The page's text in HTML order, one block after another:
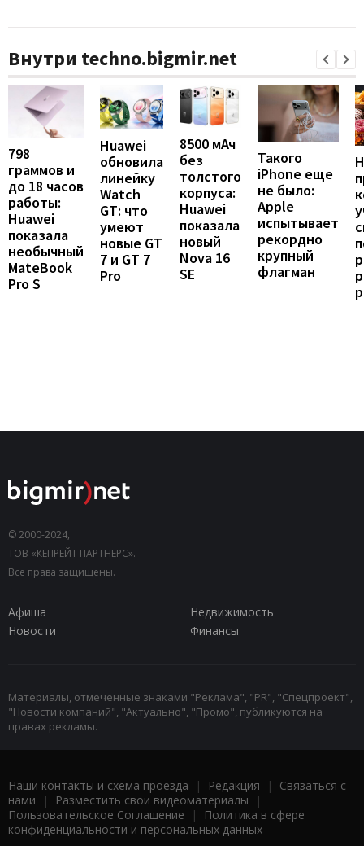
Внутри techno.bigmir.net
798
граммов и
до 18 часов
работы:
Huawei
показала
необычный
MateBook
Pro S
Huawei
обновила
линейку
Watch
GT: что
умеют
новые GT
7 и GT 7
Pro
8500 мАч
без
толстого
корпуса:
Huawei
показала
новый
Nova 16
SE
Такого
iPhone еще
не было:
Apple
испытывает
рекордно
крупный
флагман
© 2000-2024,
ТОВ «КЕПРЕЙТ ПАРТНЕРС».
Все права защищены.
Афиша
Недвижимость
Новости
Финансы
Материалы, отмеченные знаками "Реклама", "PR", "Спецпроект",
"Новости компаний", "Актуально", "Промо", публикуются на
правах рекламы.
Наши контакты и схема проезда | Редакция | Связаться с
нами | Разместить свои видеоматериалы |
Пользовательское Соглашение |
Политика в сфере
конфиденциальности и персональных данных